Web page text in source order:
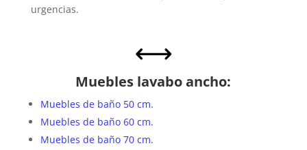
urgencias.
,
Muebles lavabo ancho:
Muebles de baño 50 cm.
Muebles de baño 60 cm.
Muebles de baño 70 cm.